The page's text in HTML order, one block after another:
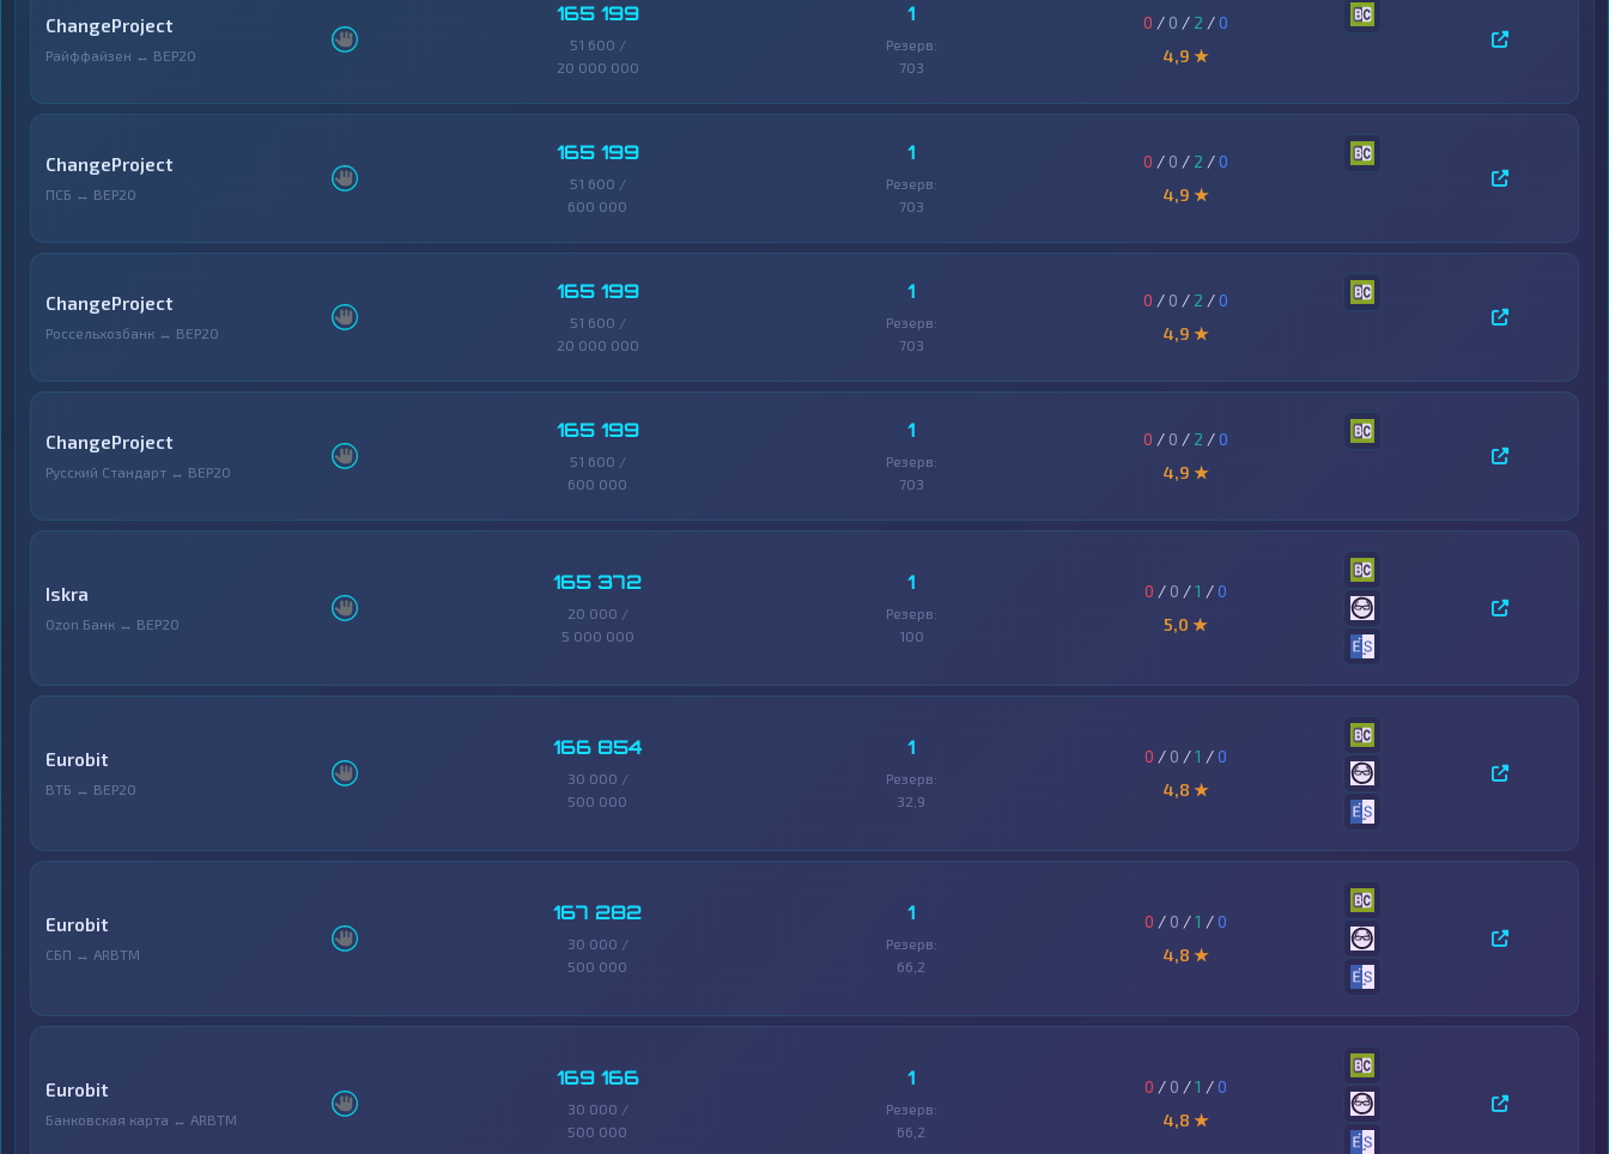
ChangeProject
Райффайзен ↔ BEP20
165 199
51 600 /
20 000 000
1
Резерв:
703
0 / 0 / 2 /0
4,9 ★
ChangeProject
ПСБ ↔ BEP20
165 199
51 600 /
600 000
1
Резерв:
703
0 / 0 / 2 /0
4,9 ★
ChangeProject
Россельхозбанк ↔ BEP20
165 199
51 600 /
20 000 000
1
Резерв:
703
0 / 0 / 2 /0
4,9 ★
ChangeProject
Русский Стандарт ↔ BEP20
165 199
51 600 /
600 000
1
Резерв:
703
0 / 0 / 2 /0
4,9 ★
Iskra
Ozon Банк ↔ BEP20
165 372
20 000 /
5 000 000
1
Резерв:
100
0 / 0 /1 /0
5,0 ★
Eurobit
ВТБ ↔ BEP20
166 854
30 000 /
500 000
1
Резерв:
32,9
0 / 0 /1 /0
4,8 ★
Eurobit
СБП ↔ ARBTM
167 282
30 000 /
500 000
1
Резерв:
66,2
0 / 0 /1 /0
4,8 ★
Eurobit
Банковская карта ↔ ARBTM
169 166
30 000 /
500 000
1
Резерв:
66,2
0 / 0 /1 /0
4,8 ★